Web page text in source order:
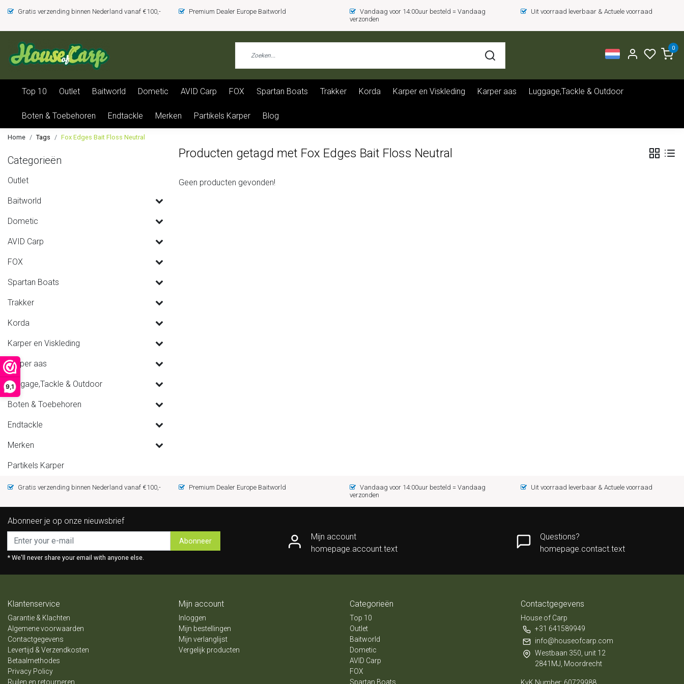
9,1
Gratis verzending binnen Nederland vanaf €100,- Premium Dealer Europe Baitworld
Vandaag voor 14:00uur besteld = Vandaag
verzonden
Uit voorraad leverbaar & Actuele voorraad
0
Top 10 Outlet Baitworld Dometic AVID Carp FOX Spartan Boats Trakker Korda Karper en Viskleding Karper aas Luggage,Tackle & Outdoor
Boten & Toebehoren Endtackle Merken Partikels Karper Blog
Home Tags Fox Edges Bait Floss Neutral
Categorieën
Outlet
Baitworld
Dometic
AVID Carp
FOX
Spartan Boats
Trakker
Korda
Karper en Viskleding
Karper aas
Luggage,Tackle & Outdoor
Boten & Toebehoren
Endtackle
Merken
Partikels Karper
Producten getagd met Fox Edges Bait Floss Neutral
Geen producten gevonden!
Gratis verzending binnen Nederland vanaf €100,- Premium Dealer Europe Baitworld
Vandaag voor 14:00uur besteld = Vandaag
verzonden
Uit voorraad leverbaar & Actuele voorraad
Abonneer je op onze nieuwsbrief
Abonneer
* We'll never share your email with anyone else.
Mijn account
homepage.account.text
Questions?
homepage.contact.text
Klantenservice
Garantie & Klachten
Algemene voorwaarden
Contactgegevens
Levertijd & Verzendkosten
Betaalmethodes
Privacy Policy
Ruilen en retourneren
Mijn account
Inloggen
Mijn bestellingen
Mijn verlanglijst
Vergelijk producten
Categorieën
Top 10
Outlet
Baitworld
Dometic
AVID Carp
FOX
Spartan Boats
Contactgegevens
House of Carp
+31 641589949
info@houseofcarp.com
Westbaan 350, unit 12
2841MJ, Moordrecht